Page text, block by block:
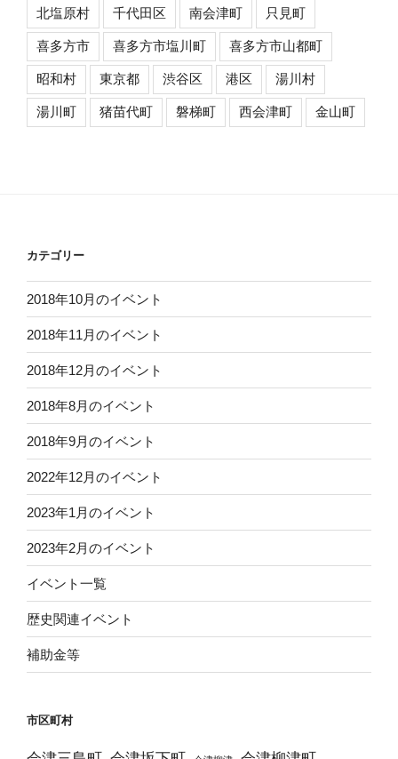
北塩原村 千代田区 南会津町 只見町
喜多方市 喜多方市塩川町 喜多方市山都町
昭和村 東京都 渋谷区 港区 湯川村
湯川町 猪苗代町 磐梯町 西会津町 金山町
カテゴリー
2018年10月のイベント
2018年11月のイベント
2018年12月のイベント
2018年8月のイベント
2018年9月のイベント
2022年12月のイベント
2023年1月のイベント
2023年2月のイベント
イベント一覧
歴史関連イベント
補助金等
市区町村